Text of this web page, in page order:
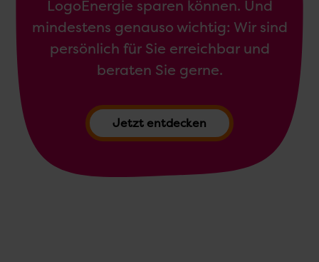
LogoEnergie sparen können. Und
mindestens genauso wichtig: Wir sind
persönlich für Sie erreichbar und
beraten Sie gerne.
Jetzt entdecken